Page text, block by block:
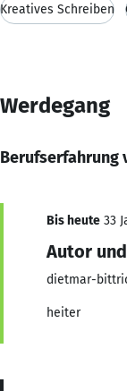
Kreatives Schreiben
Werdegang
Berufserfahrung
Bis heute 33
Autor
dietmar-
heiter